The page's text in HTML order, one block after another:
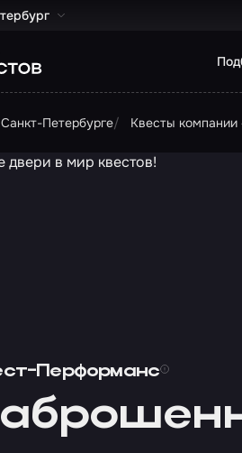
Петербурге Квесты компании
Перформанс